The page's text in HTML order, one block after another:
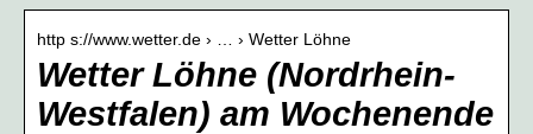
http s://www.wetter.de › … › Wetter Löhne
Wetter Löhne (Nordrhein-
Westfalen) am Wochenende